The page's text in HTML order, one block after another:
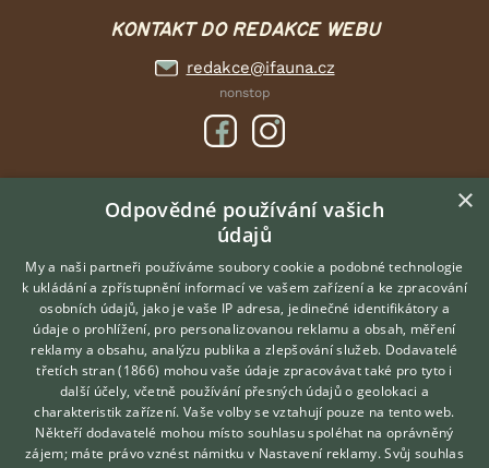
KONTAKT DO REDAKCE WEBU
redakce@ifauna.cz
nonstop
DOMOVSKÁ STRÁNKA
INZERCE
DISKUSE
ČLÁNKY
O nás
Kontakt
Možnosti zvýraznění inzerátů
Podmínky užití
Zpracování osobních údajů
Hledáte zvířecího kamaráda?
Zdarma vám poradí
VETERINÁŘ ONLINE
KONZULTOVAT S
VETERINÁŘEM
×
Odpovědné používání vašich
údajů
My a naši partneři používáme soubory cookie a podobné technologie
k ukládání a zpřístupnění informací ve vašem zařízení a ke zpracování
osobních údajů, jako je vaše IP adresa, jedinečné identifikátory a
údaje o prohlížení, pro personalizovanou reklamu a obsah, měření
reklamy a obsahu, analýzu publika a zlepšování služeb. Dodavatelé
třetích stran (1866) mohou vaše údaje zpracovávat také pro tyto i
další účely, včetně používání přesných údajů o geolokaci a
charakteristik zařízení. Vaše volby se vztahují pouze na tento web.
Někteří dodavatelé mohou místo souhlasu spoléhat na oprávněný
zájem; máte právo vznést námitku v Nastavení reklamy. Svůj souhlas